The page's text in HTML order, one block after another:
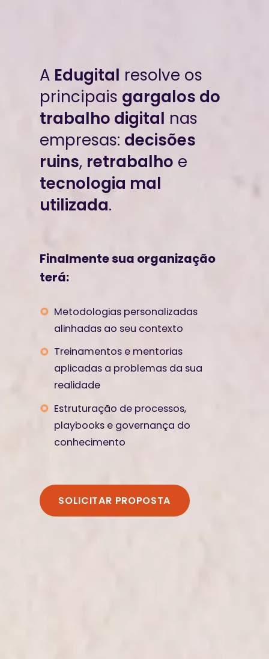
A Edugital resolve os
principais gargalos do
trabalho digital nas
empresas: decisões
ruins, retrabalho e
tecnologia mal
utilizada.
Finalmente sua organização
terá:
Metodologias personalizadas
alinhadas ao seu contexto
Treinamentos e mentorias
aplicadas a problemas da sua
realidade
Estruturação de processos,
playbooks e governança do
conhecimento
SOLICITAR PROPOSTA